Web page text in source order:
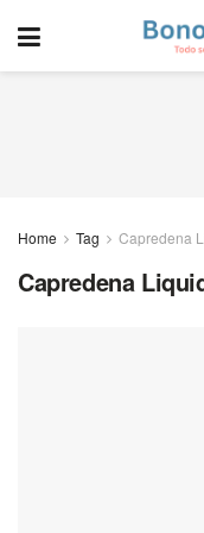
Home Tag Capredena
Capredena